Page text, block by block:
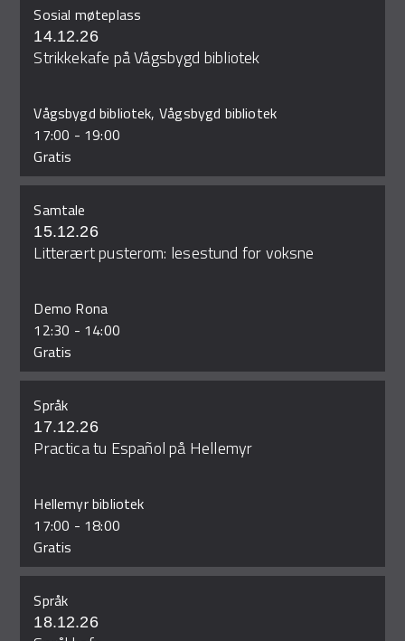
Sosial møteplass
14.12.26
Strikkekafe på Vågsbygd bibliotek
Vågsbygd bibliotek, Vågsbygd bibliotek
17:00 - 19:00
Gratis
Samtale
15.12.26
Litterært pusterom: lesestund for voksne
Demo Rona
12:30 - 14:00
Gratis
Språk
17.12.26
Practica tu Español på Hellemyr
Hellemyr bibliotek
17:00 - 18:00
Gratis
Språk
18.12.26